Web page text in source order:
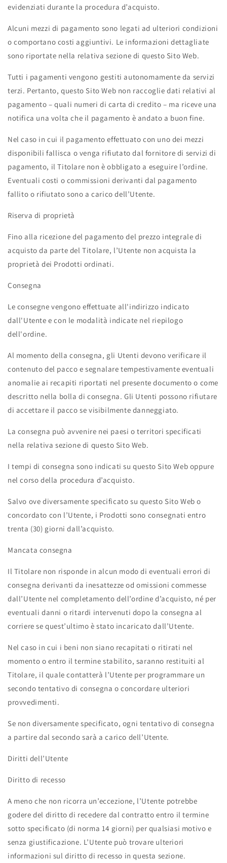
evidenziati durante la procedura d’acquisto.
Alcuni mezzi di pagamento sono legati ad ulteriori condizioni
o comportano costi aggiuntivi. Le informazioni dettagliate
sono riportate nella relativa sezione di questo Sito Web.
Tutti i pagamenti vengono gestiti autonomamente da servizi
terzi. Pertanto, questo Sito Web non raccoglie dati relativi al
pagamento – quali numeri di carta di credito – ma riceve una
notifica una volta che il pagamento è andato a buon fine.
Nel caso in cui il pagamento effettuato con uno dei mezzi
disponibili fallisca o venga rifiutato dal fornitore di servizi di
pagamento, il Titolare non è obbligato a eseguire l’ordine.
Eventuali costi o commissioni derivanti dal pagamento
fallito o rifiutato sono a carico dell’Utente.
Riserva di proprietà
Fino alla ricezione del pagamento del prezzo integrale di
acquisto da parte del Titolare, l’Utente non acquista la
proprietà dei Prodotti ordinati.
Consegna
Le consegne vengono effettuate all'indirizzo indicato
dall'Utente e con le modalità indicate nel riepilogo
dell'ordine.
Al momento della consegna, gli Utenti devono verificare il
contenuto del pacco e segnalare tempestivamente eventuali
anomalie ai recapiti riportati nel presente documento o come
descritto nella bolla di consegna. Gli Utenti possono rifiutare
di accettare il pacco se visibilmente danneggiato.
La consegna può avvenire nei paesi o territori specificati
nella relativa sezione di questo Sito Web.
I tempi di consegna sono indicati su questo Sito Web oppure
nel corso della procedura d’acquisto.
Salvo ove diversamente specificato su questo Sito Web o
concordato con l’Utente, i Prodotti sono consegnati entro
trenta (30) giorni dall’acquisto.
Mancata consegna
Il Titolare non risponde in alcun modo di eventuali errori di
consegna derivanti da inesattezze od omissioni commesse
dall’Utente nel completamento dell’ordine d’acquisto, né per
eventuali danni o ritardi intervenuti dopo la consegna al
corriere se quest’ultimo è stato incaricato dall’Utente.
Nel caso in cui i beni non siano recapitati o ritirati nel
momento o entro il termine stabilito, saranno restituiti al
Titolare, il quale contatterà l’Utente per programmare un
secondo tentativo di consegna o concordare ulteriori
provvedimenti.
Se non diversamente specificato, ogni tentativo di consegna
a partire dal secondo sarà a carico dell’Utente.
Diritti dell’Utente
Diritto di recesso
A meno che non ricorra un’eccezione, l’Utente potrebbe
godere del diritto di recedere dal contratto entro il termine
sotto specificato (di norma 14 giorni) per qualsiasi motivo e
senza giustificazione. L’Utente può trovare ulteriori
informazioni sul diritto di recesso in questa sezione.